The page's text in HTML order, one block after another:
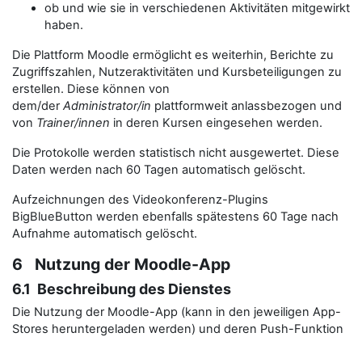
ob und wie sie in verschiedenen Aktivitäten mitgewirkt
haben.
Die Plattform Moodle ermöglicht es weiterhin, Berichte zu
Zugriffszahlen, Nutzeraktivitäten und Kursbeteiligungen zu
erstellen. Diese können von
dem/derAdministrator/in plattformweit anlassbezogen und
von Trainer/innen in deren Kursen eingesehen werden.
Die Protokolle werden statistisch nicht ausgewertet. Diese
Daten werden nach 60 Tagen automatisch gelöscht.
Aufzeichnungen des Videokonferenz-Plugins
BigBlueButton werden ebenfalls spätestens 60 Tage nach
Aufnahme automatisch gelöscht.
6 Nutzung der Moodle-App
6.1 Beschreibung des Dienstes
Die Nutzung der Moodle-App (kann in den jeweiligen App-
Stores heruntergeladen werden) und deren Push-Funktion